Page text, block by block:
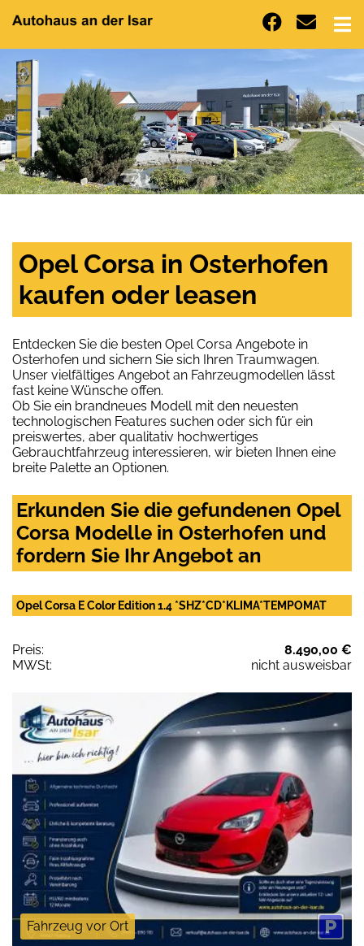
Opel Corsa in Osterhofen
kaufen oder leasen
Entdecken Sie die besten Opel Corsa Angebote in
Osterhofen und sichern Sie sich Ihren Traumwagen.
Unser vielfältiges Angebot an Fahrzeugmodellen lässt
fast keine Wünsche offen.
Ob Sie ein brandneues Modell mit den neuesten
technologischen Features suchen oder sich für ein
preiswertes, aber qualitativ hochwertiges
Gebrauchtfahrzeug interessieren, wir bieten Ihnen eine
breite Palette an Optionen.
Erkunden Sie die gefundenen Opel
Corsa Modelle in Osterhofen und
fordern Sie Ihr Angebot an
Opel Corsa E Color Edition 1.4 *SHZ*CD*KLIMA*TEMPOMAT
Preis:
8.490,00 €
MWSt:
nicht ausweisbar
Fahrzeug vor Ort